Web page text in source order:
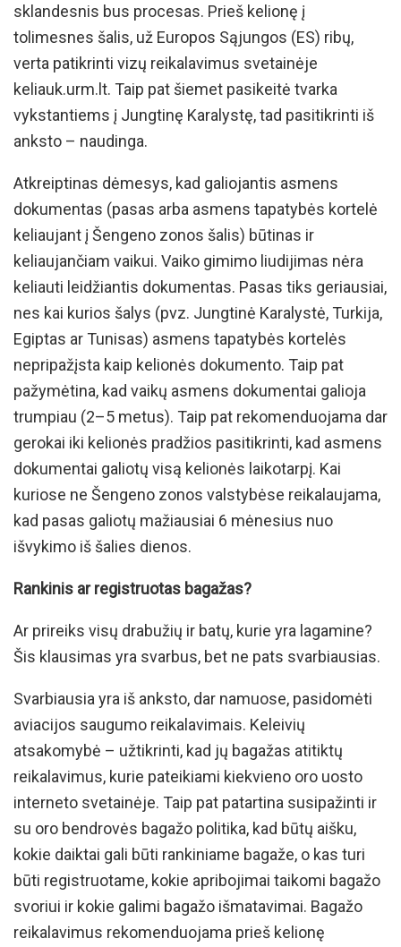
sklandesnis bus procesas. Prieš kelionę į
tolimesnes šalis, už Europos Sąjungos (ES) ribų,
verta patikrinti vizų reikalavimus svetainėje
keliauk.urm.lt. Taip pat šiemet pasikeitė tvarka
vykstantiems į Jungtinę Karalystę, tad pasitikrinti iš
anksto – naudinga.
Atkreiptinas dėmesys, kad galiojantis asmens
dokumentas (pasas arba asmens tapatybės kortelė
keliaujant į Šengeno zonos šalis) būtinas ir
keliaujančiam vaikui. Vaiko gimimo liudijimas nėra
keliauti leidžiantis dokumentas. Pasas tiks geriausiai,
nes kai kurios šalys (pvz. Jungtinė Karalystė, Turkija,
Egiptas ar Tunisas) asmens tapatybės kortelės
nepripažįsta kaip kelionės dokumento. Taip pat
pažymėtina, kad vaikų asmens dokumentai galioja
trumpiau (2–5 metus). Taip pat rekomenduojama dar
gerokai iki kelionės pradžios pasitikrinti, kad asmens
dokumentai galiotų visą kelionės laikotarpį. Kai
kuriose ne Šengeno zonos valstybėse reikalaujama,
kad pasas galiotų mažiausiai 6 mėnesius nuo
išvykimo iš šalies dienos.
Rankinis ar registruotas bagažas?
Ar prireiks visų drabužių ir batų, kurie yra lagamine?
Šis klausimas yra svarbus, bet ne pats svarbiausias.
Svarbiausia yra iš anksto, dar namuose, pasidomėti
aviacijos saugumo reikalavimais. Keleivių
atsakomybė – užtikrinti, kad jų bagažas atitiktų
reikalavimus, kurie pateikiami kiekvieno oro uosto
interneto svetainėje. Taip pat patartina susipažinti ir
su oro bendrovės bagažo politika, kad būtų aišku,
kokie daiktai gali būti rankiniame bagaže, o kas turi
būti registruotame, kokie apribojimai taikomi bagažo
svoriui ir kokie galimi bagažo išmatavimai. Bagažo
reikalavimus rekomenduojama prieš kelionę